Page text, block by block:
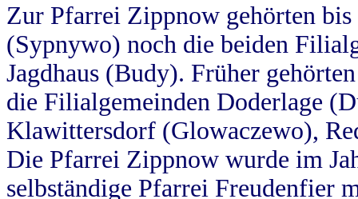
Zur Pfarrei Zippnow gehörten
(Sypnywo) noch die beiden
Jagdhaus (Budy). Früher
die Filialgemeinden Doderlage
Klawittersdorf (Glowaczewo),
Die Pfarrei Zippnow wurde im
selbständige Pfarrei Freudenfier